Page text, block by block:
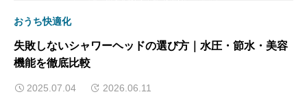
おうち快適化
失敗しないシャワーヘッドの選び方｜水圧・節水・美容
機能を徹底比較
2025.07.04 2026.06.11